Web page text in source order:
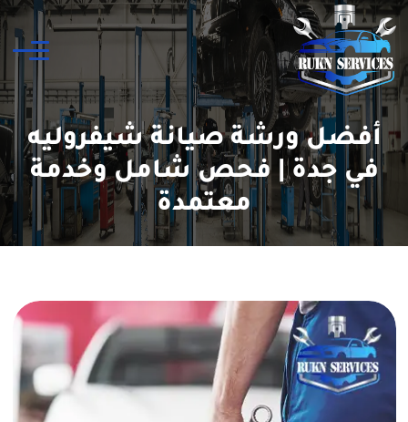
أفضل ورشة صيانة شيفروليه
في جدة | فحص شامل وخدمة
معتمدة